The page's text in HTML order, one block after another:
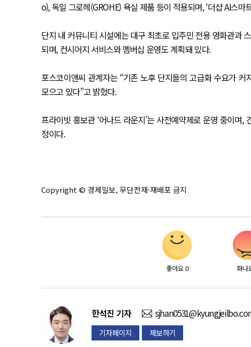
o), 독일 그로헤(GROHE) 욕실 제품 등이 적용되며, ‘더샵 AI스
단지 내 커뮤니티 시설에는 대구 최초로 입주민 전용 영화관과
되며, 컨시어지 서비스와 멤버십 운영도 계획돼 있다.
포스코이앤씨 관계자는 “기존 노후 단지들의 고급화 수요가
모으고 있다”고 밝혔다.
프라이빗 홍보관 ‘어나드 라운지’는 사전예약제로 운영 중이며
정이다.
Copyright © 경제일보, 무단전재·재배포 금지
좋아요 0 화나
한석진 기자
기자페이지 제보하기